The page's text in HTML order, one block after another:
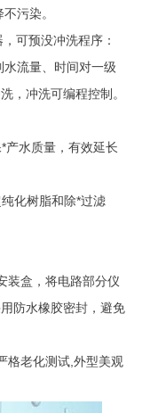
污染。
可预没冲洗程序：
流量、时间对一级
，冲洗可编程控制。
水质量，有效延长
化树脂和除*过滤
盒，将电路部分仪
防水橡胶密封，避免
格老化测试,外型美观